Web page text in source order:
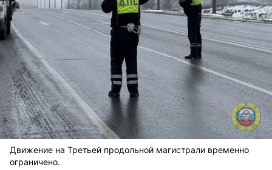
Движение на Третьей продольной магистрали временно
ограничено.